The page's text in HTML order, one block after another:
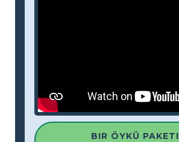
BIR ÖYKÜ PAKETI